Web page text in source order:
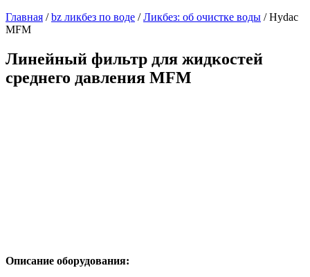
Главная /bz ликбез по воде /Ликбез: об очистке воды /Hydac
MFM
Линейный фильтр для жидкостей
среднего давления MFM
Описание оборудования: